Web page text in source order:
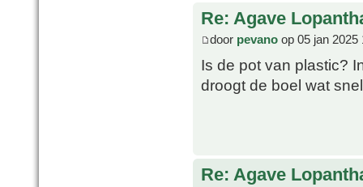
Re: Agave
door pevano op 05 jan 2025
Is de pot van plastic?
droogt de boel wat
Re: Agave